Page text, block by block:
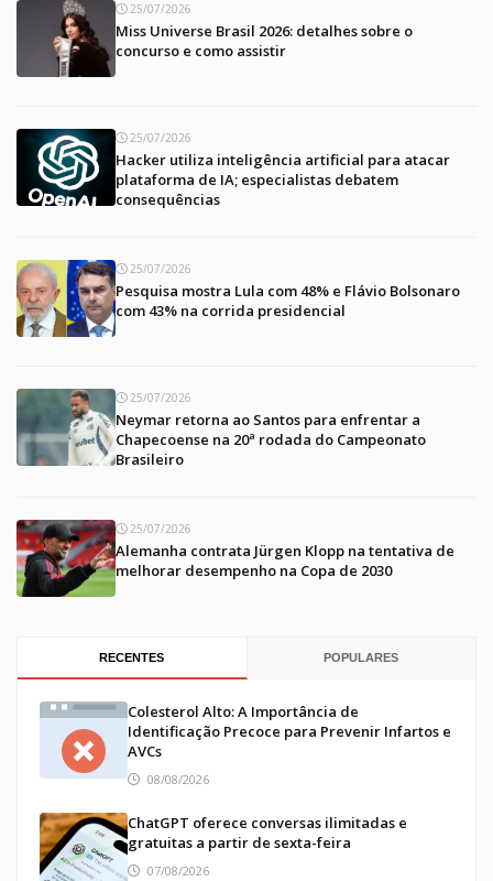
25/07/2026
Miss Universe Brasil 2026: detalhes sobre o
concurso e como assistir
25/07/2026
Hacker utiliza inteligência artificial para atacar
plataforma de IA; especialistas debatem
consequências
25/07/2026
Pesquisa mostra Lula com 48% e Flávio Bolsonaro
com 43% na corrida presidencial
25/07/2026
Neymar retorna ao Santos para enfrentar a
Chapecoense na 20ª rodada do Campeonato
Brasileiro
25/07/2026
Alemanha contrata Jürgen Klopp na tentativa de
melhorar desempenho na Copa de 2030
RECENTES POPULARES
Colesterol Alto: A Importância de
Identificação Precoce para Prevenir Infartos e
AVCs
08/08/2026
ChatGPT oferece conversas ilimitadas e
gratuitas a partir de sexta-feira
07/08/2026